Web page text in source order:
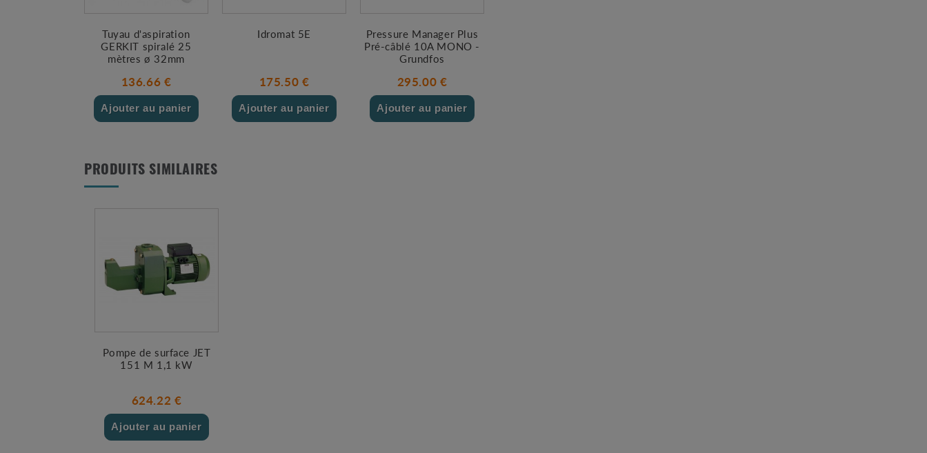
Tuyau d'aspiration
GERKIT spiralé 25
mètres ø 32mm
136.66 €
Ajouter au panier
Idromat 5E
175.50 €
Ajouter au panier
Pressure Manager Plus
Pré-câblé 10A MONO -
Grundfos
295.00 €
Ajouter au panier
PRODUITS SIMILAIRES
Pompe de surface JET
151 M 1,1 kW
624.22 €
Ajouter au panier